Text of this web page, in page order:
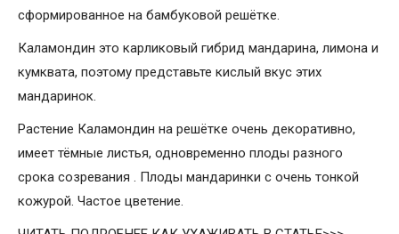
сформированное на бамбуковой решётке.
Каламондин это карликовый гибрид мандарина, лимона и
кумквата, поэтому представьте кислый вкус этих
мандаринок.
Растение Каламондин на решётке очень декоративно,
имеет тёмные листья, одновременно плоды разного
срока созревания . Плоды мандаринки с очень тонкой
кожурой. Частое цветение.